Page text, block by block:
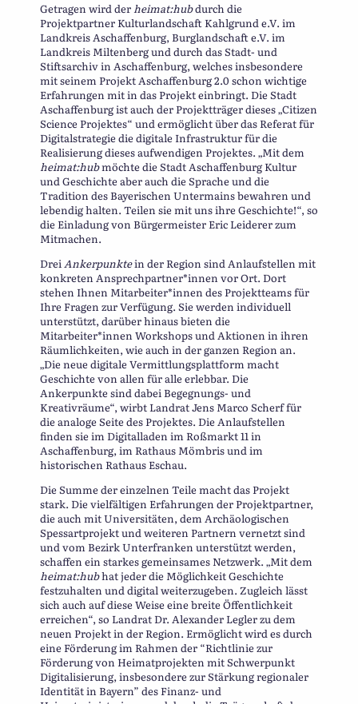
Getragen wird derheimat:hubdurch die
Projektpartner Kulturlandschaft Kahlgrund e.V. im
Landkreis Aschaffenburg, Burglandschaft e.V. im
Landkreis Miltenberg und durch das Stadt- und
Stiftsarchiv in Aschaffenburg, welches insbesondere
mit seinem Projekt Aschaffenburg 2.0 schon wichtige
Erfahrungen mit in das Projekt einbringt. Die Stadt
Aschaffenburg ist auch der Projektträger dieses „Citizen
Science Projektes“ und ermöglicht über das Referat für
Digitalstrategie die digitale Infrastruktur für die
Realisierung dieses aufwendigen Projektes. „Mit dem
heimat:hubmöchte die Stadt Aschaffenburg Kultur
und Geschichte aber auch die Sprache und die
Tradition des Bayerischen Untermains bewahren und
lebendig halten. Teilen sie mit uns ihre Geschichte!“, so
die Einladung von Bürgermeister Eric Leiderer zum
Mitmachen.
DreiAnkerpunktein der Region sind Anlaufstellen mit
konkreten Ansprechpartner*innen vor Ort. Dort
stehen Ihnen Mitarbeiter*innen des Projektteams für
Ihre Fragen zur Verfügung. Sie werden individuell
unterstützt, darüber hinaus bieten die
Mitarbeiter*innen Workshops und Aktionen in ihren
Räumlichkeiten, wie auch in der ganzen Region an.
„Die neue digitale Vermittlungsplattform macht
Geschichte von allen für alle erlebbar. Die
Ankerpunkte sind dabei Begegnungs- und
Kreativräume“, wirbt Landrat Jens Marco Scherf für
die analoge Seite des Projektes. Die Anlaufstellen
finden sie im Digitalladen im Roßmarkt 11 in
Aschaffenburg, im Rathaus Mömbris und im
historischen Rathaus Eschau.
Die Summe der einzelnen Teile macht das Projekt
stark. Die vielfältigen Erfahrungen der Projektpartner,
die auch mit Universitäten, dem Archäologischen
Spessartprojekt und weiteren Partnern vernetzt sind
und vom Bezirk Unterfranken unterstützt werden,
schaffen ein starkes gemeinsames Netzwerk. „Mit dem
heimat:hubhat jeder die Möglichkeit Geschichte
festzuhalten und digital weiterzugeben. Zugleich lässt
sich auch auf diese Weise eine breite Öffentlichkeit
erreichen“, so Landrat Dr. Alexander Legler zu dem
neuen Projekt in der Region. Ermöglicht wird es durch
eine Förderung im Rahmen der “Richtlinie zur
Förderung von Heimatprojekten mit Schwerpunkt
Digitalisierung, insbesondere zur Stärkung regionaler
Identität in Bayern” des Finanz- und